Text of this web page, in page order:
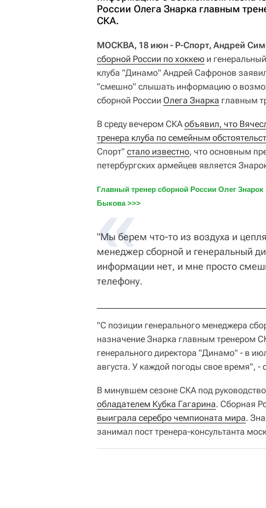
России Олега Знарка главным
СКА.
МОСКВА, 18 июн - Р-Спорт, Андрей
сборной России по хоккею и
клуба "Динамо" Андрей Сафронов
"смешно" слышать информацию о
сборной России Олега Знарка главным
В среду вечером СКАобъявил, что
тренера клуба по семейным
Спорт" стало известно, что основным
петербургских армейцев является
Главный тренер сборной России Олег
Быкова >>>
"Мы берем что-то из воздуха и
менеджер сборной и генеральный
информации нет, и мне просто
телефону.
"С позиции генерального менеджера
назначение Знарка главным тренером
генерального директора "Динамо" - в
августа. У каждой погоды свое время", -
В минувшем сезоне СКА под
обладателем Кубка Гагарина. Сборная
выиграла серебро чемпионата мира.
занимал пост тренера-консультанта